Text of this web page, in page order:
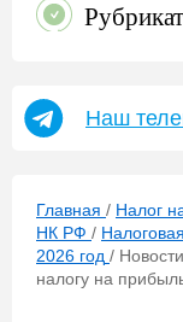
Наш
Главная / Налог
НК РФ /
2026 год /
налогу на